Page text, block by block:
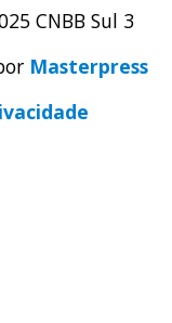
CNBB Sul 3
Masterpress